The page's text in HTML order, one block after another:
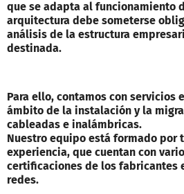
que se adapta al funcionamiento
arquitectura debe someterse
análisis de la estructura
destinada.
Para ello, contamos con servicios
ámbito de la instalación y la
cableadas e inalámbricas.
Nuestro equipo está formado por
experiencia, que cuentan con
certificaciones de los fabricantes
redes.